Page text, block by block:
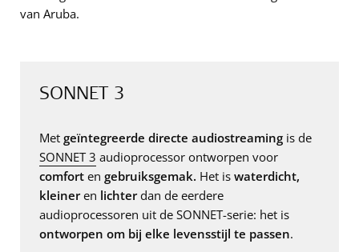
van Aruba.
SONNET 3
Met geïntegreerde directe audiostreaming is de
SONNET 3 audioprocessor ontworpen voor
comfort en gebruiksgemak. Het is waterdicht,
kleineren lichterdan de eerdere
audioprocessoren uit de SONNET-serie: het is
ontworpen om bij elke levensstijl te passen.